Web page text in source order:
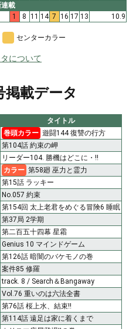
載
1 8 11 14 7 16 17 13 10.9
センターカラー
について
掲載データ
タイトル
巻頭カラー 遊闘144 復讐の行方
第104話 約束の岬
リーダー104. 勝機はどこに・!!
カラー 第58廻 巫力と霊力
第15話 ラッキー
No.057 約束
第154回 太上老君をめぐる冒険6 睡眠
第37局 2学期
第二百五十四幕 星霜
Genius 10 マインドゲーム
第126話 暗闇のバケモノの巻
案件85 修羅
track. 8 / Search＆Bangaway
Vol.76 重いのは六法全書
第76話 桜上水、結束!!
第114話 遠足は家に着くまで